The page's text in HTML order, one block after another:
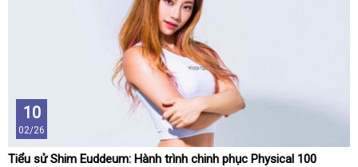
10
02/26
Tiểu sử Shim Euddeum: Hành trình chinh phục Physical 100